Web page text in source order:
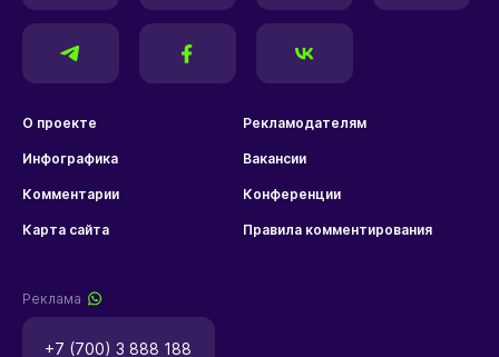
О проекте Рекламодателям
Инфографика Вакансии
Комментарии Конференции
Карта сайта Правила комментирования
Реклама
+7 (700) 3 888 188